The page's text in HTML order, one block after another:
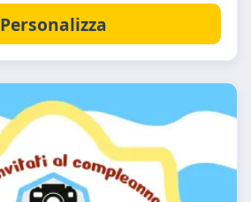
Personalizza